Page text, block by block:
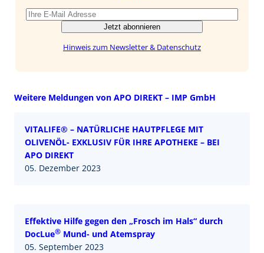
Jetzt abonnieren
Hinweis zum Newsletter & Datenschutz
Weitere Meldungen von APO DIREKT – IMP GmbH
VITALIFE® – NATÜRLICHE HAUTPFLEGE MIT
OLIVENÖL- EXKLUSIV FÜR IHRE APOTHEKE – BEI
APO DIREKT
05. Dezember 2023
Effektive Hilfe gegen den „Frosch im Hals“ durch
DocLue® Mund- und Atemspray
05. September 2023